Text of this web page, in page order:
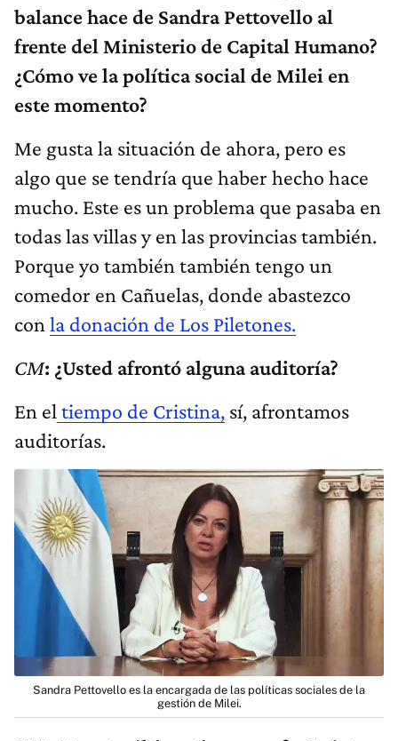
balance hace de Sandra Pettovello al
frente del Ministerio de Capital Humano?
¿Cómo ve la política social de Milei en
este momento?
Me gusta la situación de ahora, pero es
algo que se tendría que haber hecho hace
mucho. Este es un problema que pasaba en
todas las villas y en las provincias también.
Porque yo también también tengo un
comedor en Cañuelas, donde abastezco
con la donación de Los Piletones.
CM: ¿Usted afrontó alguna auditoría?
En el tiempo de Cristina, sí, afrontamos
auditorías.
Sandra Pettovello es la encargada de las políticas sociales de la
gestión de Milei.